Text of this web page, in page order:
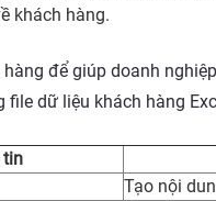
khách hàng.
để giúp doanh
dữ liệu khách hàng
tin
Tạo nội